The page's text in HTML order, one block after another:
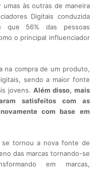
às outras de maneira
Digitais conduzida
que 56% das pessoas
o principal influenciador
na compra de um produto,
sendo a maior fonte
jovens.Além disso, mais
satisfeitos com as
com base em
tornou a nova fonte de
das marcas tornando-se
em marcas,